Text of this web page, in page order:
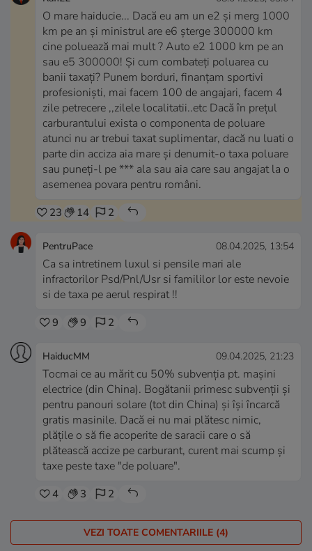
O mare haiducie... Dacă eu am un e2 și merg 1000
km pe an și ministrul are e6 șterge 300000 km
cine poluează mai mult ? Auto e2 1000 km pe an
sau e5 300000! Și cum combateți poluarea cu
banii taxați? Punem borduri, finanțam sportivi
profesioniști, mai facem 100 de angajari, facem 4
zile petrecere ,,zilele localitatii..etc Dacă în prețul
carburantului exista o componenta de poluare
atunci nu ar trebui taxat suplimentar, dacă nu luati o
parte din acciza aia mare și denumit-o taxa poluare
sau puneți-l pe *** ala sau aia care sau angajat la o
asemenea povara pentru români.
23 14 2
PentruPace 08.04.2025, 13:54
Ca sa intretinem luxul si pensile mari ale
infractorilor Psd/Pnl/Usr si famililor lor este nevoie
si de taxa pe aerul respirat !!
9 9 2
HaiducMM 09.04.2025, 21:23
Tocmai ce au mărit cu 50% subvenția pt. mașini
electrice (din China). Bogătanii primesc subvenții și
pentru panouri solare (tot din China) și își încarcă
gratis masinile. Dacă ei nu mai plătesc nimic,
plățile o să fie acoperite de saracii care o să
plătească accize pe carburant, curent mai scump și
taxe peste taxe "de poluare".
4 3 2
VEZI TOATE COMENTARIILE (4)